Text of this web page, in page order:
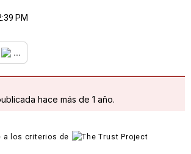
PM
...
hace más de 1 año.
a los criterios de